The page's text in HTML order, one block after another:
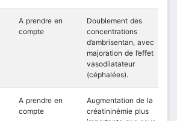
A prendre en
compte
Doublement des
concentrations
d’ambrisentan, avec
majoration de l’effet
vasodilatateur
(céphalées).
A prendre en
compte
Augmentation de la
créatininémie plus